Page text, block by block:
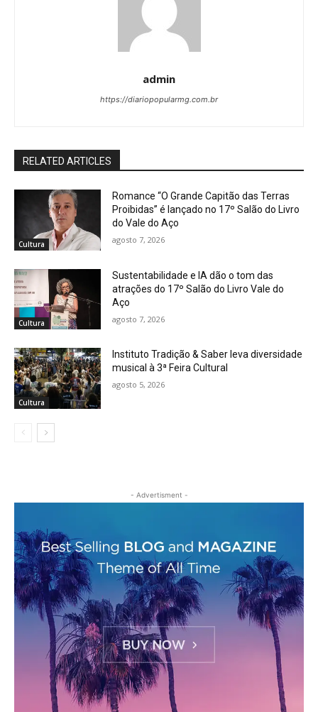
admin
https://diariopopularmg.com.br
RELATED ARTICLES
Cultura
Romance “O Grande Capitão das Terras
Proibidas” é lançado no 17º Salão do Livro
do Vale do Aço
agosto 7, 2026
Cultura
Sustentabilidade e IA dão o tom das
atrações do 17º Salão do Livro Vale do
Aço
agosto 7, 2026
Cultura
Instituto Tradição & Saber leva diversidade
musical à 3ª Feira Cultural
agosto 5, 2026
- Advertisment -